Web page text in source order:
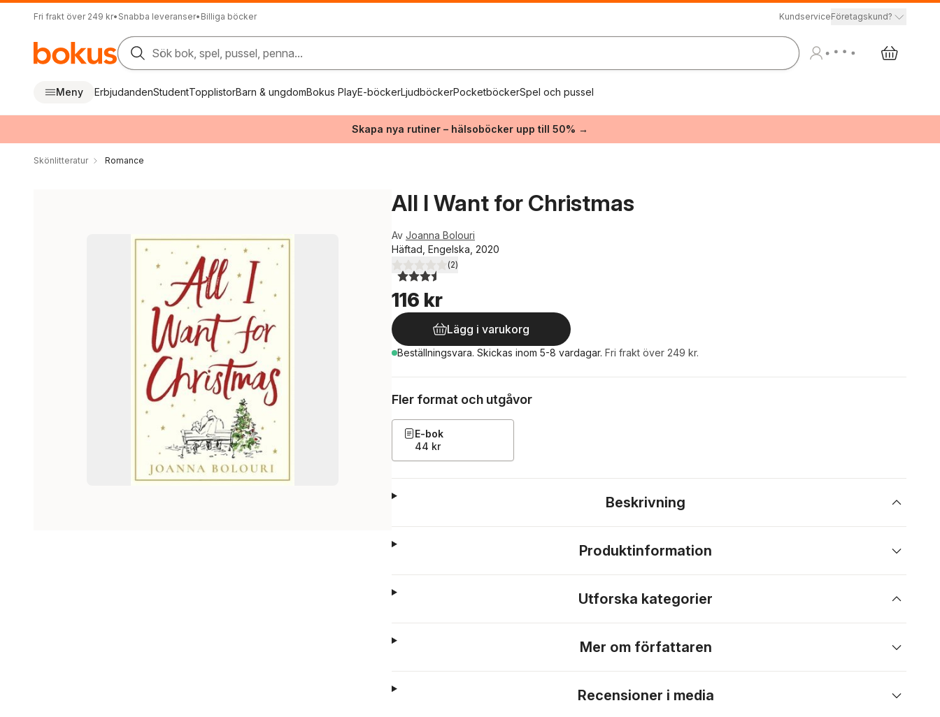
Fri frakt över 249 kr• Snabba leveranser• Billiga böcker KundserviceFöretagskund?
Sök bok, spel, pussel, penna...
Meny ErbjudandenStudentTopplistorBarn & ungdomBokus PlayE-böckerLjudböckerPocketböckerSpel och pussel
Skapa nya rutiner – hälsoböcker upp till 50% →
Skönlitteratur Romance
All I Want for Christmas
Av Joanna Bolouri
Häftad, Engelska, 2020
3,5utav 5 stjärnor. Totalt antal röster:
(2)
116 kr
Lägg i varukorg
Beställningsvara. Skickas inom 5-8 vardagar. Fri frakt över 249 kr.
Fler format och utgåvor
E-bok
44 kr
Beskrivning
Produktinformation
Utforska kategorier
Mer om författaren
Recensioner i media